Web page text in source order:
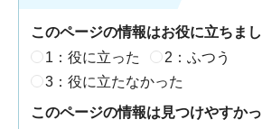
このページの情報はお役に立ちま
1：役に立った
2：ふつう
3：役に立たなかった
このページの情報は見つけやすか